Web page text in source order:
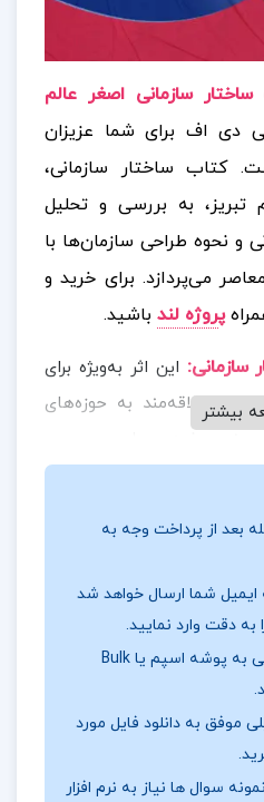
سازمانی اصغر عالم
دی اف برای شما عزیزان
کتاب ساختار سازمانی،
تبریز، به بررسی و تحلیل
و نحوه طراحی سازمان‌ها با
می‌پردازد. برای خرید و
پروژه لند باشید.
: این اثر به‌ویژه برای
علاقه‌مند به حوزه‌های
اساسی مانند طراحی
نوین سازمان‌ها، و همچنین
دنیای کسب‌وکارهای امروزی
:دکتر عالم تبریز در
به‌طور کاربردی و علمی به
سازمانی بپردازد و به
تا از این دانش در بهبود
کنند. با توجه به
بیشتر
بعد از پرداخت وجه به
ایمیل شما ارسال خواهد شد
دقت وارد نمایید.
ممکن است ایمیل ارسالی به پوشه اسپم یا Bulk
موفق به دانلود فایل مورد
برای باز کردن فایل ZIP نمونه سوال ها نیاز به نرم افزار